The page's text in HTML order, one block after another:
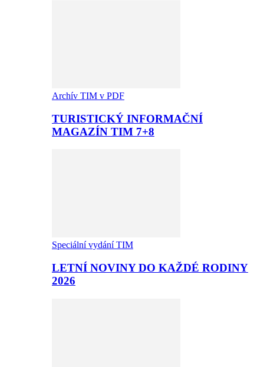
Archív TIM v PDF
TURISTICKÝ INFORMAČNÍ
MAGAZÍN TIM 7+8
Speciální vydání TIM
LETNÍ NOVINY DO KAŽDÉ RODINY
2026